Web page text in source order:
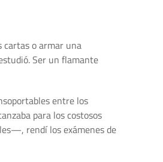
cartas o armar una
Ser un flamante
entre los
para los costosos
rendí los exámenes de